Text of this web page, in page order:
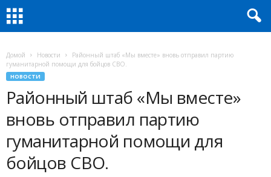
Домой Новости
Районный штаб «Мы вместе» вновь отправил партию
гуманитарной помощи для бойцов СВО.
НОВОСТИ
Районный штаб «Мы вместе»
вновь отправил партию
гуманитарной помощи для
бойцов СВО.